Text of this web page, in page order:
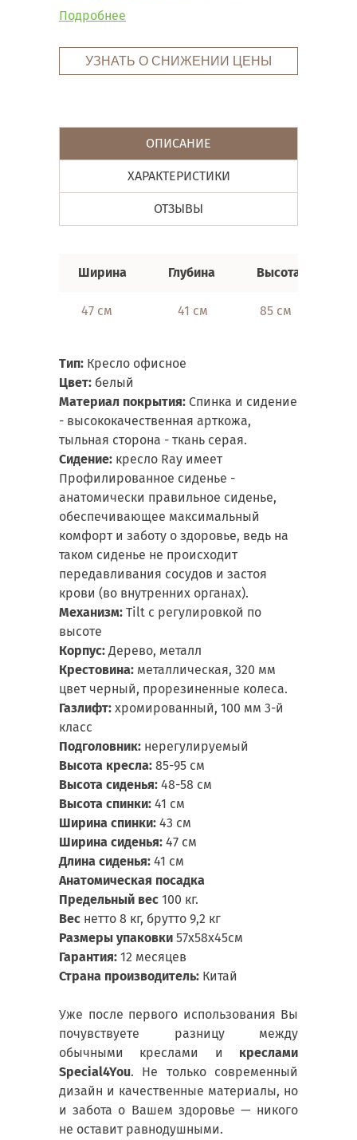
Подробнее
УЗНАТЬ О СНИЖЕНИИ ЦЕНЫ
ОПИСАНИЕ
ХАРАКТЕРИСТИКИ
ОТЗЫВЫ
Ширина Глубина Высота
47 см 41 см 85 см
Тип: Кресло офисное
Цвет: белый
Материал покрытия: Спинка и сидение
- высококачественная арткожа,
тыльная сторона - ткань серая.
Сидение: кресло Ray имеет
Профилированное сиденье -
анатомически правильное сиденье,
обеспечивающее максимальный
комфорт и заботу о здоровье, ведь на
таком сиденье не происходит
передавливания сосудов и застоя
крови (во внутренних органах).
Механизм: Tilt с регулировкой по
высоте
Корпус:Дерево, металл
Крестовина: металлическая, 320 мм
цвет черный, прорезиненные колеса.
Газлифт: хромированный, 100 мм 3-й
класс
Подголовник: нерегулируемый
Высота кресла: 85-95 см
Высота сиденья: 48-58 см
Высота спинки: 41 см
Ширина спинки: 43 см
Ширина сиденья: 47 см
Длина сиденья: 41 см
Анатомическая посадка
Предельный вес 100 кг.
Вес нетто 8 кг, брутто 9,2 кг
Размеры упаковки 57х58х45см
Гарантия: 12 месяцев
Страна производитель: Китай
Уже после первого использования Вы
почувствуете разницу между
обычными креслами и креслами
Special4You. Не только современный
дизайн и качественные материалы, но
и забота о Вашем здоровье — никого
не оставит равнодушными.